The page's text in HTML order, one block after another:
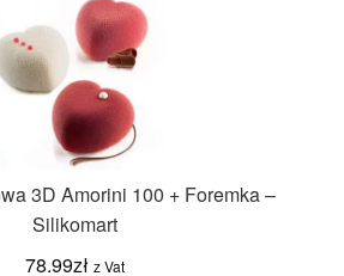
3D Amorini 100 + Foremka –
Silikomart
78.99zł z Vat